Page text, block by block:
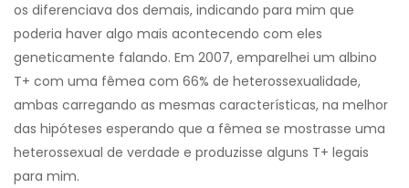
os diferenciava dos demais, indicando para mim que
poderia haver algo mais acontecendo com eles
geneticamente falando. Em 2007, emparelhei um albino
T+ com uma fêmea com 66% de heterossexualidade,
ambas carregando as mesmas características, na melhor
das hipóteses esperando que a fêmea se mostrasse uma
heterossexual de verdade e produzisse alguns T+ legais
para mim.